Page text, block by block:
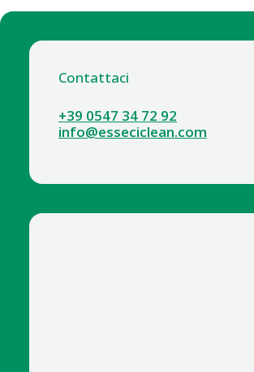
Contattaci
+39 0547 34 72 92
info@esseciclean.com